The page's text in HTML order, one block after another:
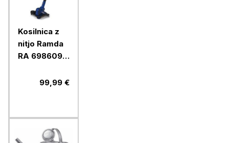
Kosilnica z
nitjo Ramda
RA 698609 +
2.5Ah in99,99 €